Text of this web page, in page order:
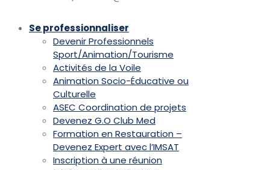
Se professionnaliser
Devenir Professionnels
Sport/Animation/Tourisme
Activités de la Voile
Animation Socio-Éducative ou
Culturelle
ASEC Coordination de projets
Devenez G.O Club Med
Formation en Restauration –
Devenez Expert avec l’IMSAT
Inscription à une réunion